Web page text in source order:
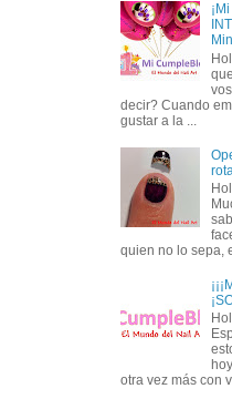
decir? Cuando
gustar a la ...
quien no lo sepa,
otra vez más con